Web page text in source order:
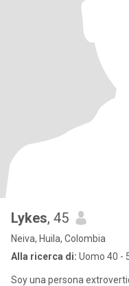
Lykes, 45
Neiva, Huila, Colombia
Alla ricerca di: Uomo 40 -
Soy una persona